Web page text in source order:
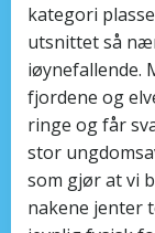
kategori
utsnittet så
iøynefallende.
fjordene og
ringe og får
stor
som gjør at vi
nakene jenter